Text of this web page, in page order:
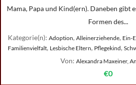
Mama, Papa und Kind(ern). Daneben gibt
Formen des...
Kategorie(n): Adoption, Alleinerziehende, Ein-
Familienvielfalt, Lesbische Eltern, Pflegekind,
Von: Alexandra Maxeiner,
€0